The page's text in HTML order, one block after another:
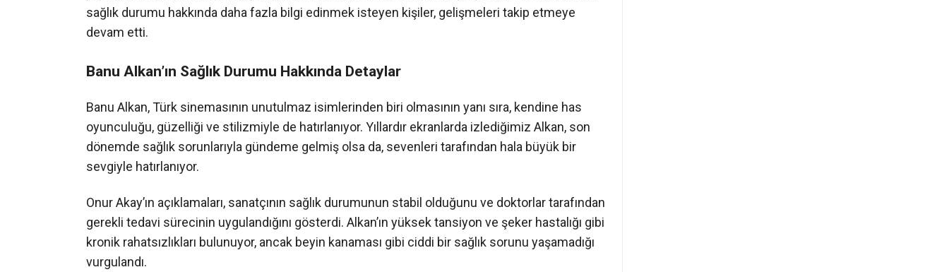
sağlık durumu hakkında daha fazla bilgi edinmek isteyen kişiler, gelişmeleri takip etmeye
devam etti.
Banu Alkan’ın Sağlık Durumu Hakkında Detaylar
Banu Alkan, Türk sinemasının unutulmaz isimlerinden biri olmasının yanı sıra, kendine has
oyunculuğu, güzelliği ve stilizmiyle de hatırlanıyor. Yıllardır ekranlarda izlediğimiz Alkan, son
dönemde sağlık sorunlarıyla gündeme gelmiş olsa da, sevenleri tarafından hala büyük bir
sevgiyle hatırlanıyor.
Onur Akay’ın açıklamaları, sanatçının sağlık durumunun stabil olduğunu ve doktorlar tarafından
gerekli tedavi sürecinin uygulandığını gösterdi. Alkan’ın yüksek tansiyon ve şeker hastalığı gibi
kronik rahatsızlıkları bulunuyor, ancak beyin kanaması gibi ciddi bir sağlık sorunu yaşamadığı
vurgulandı.